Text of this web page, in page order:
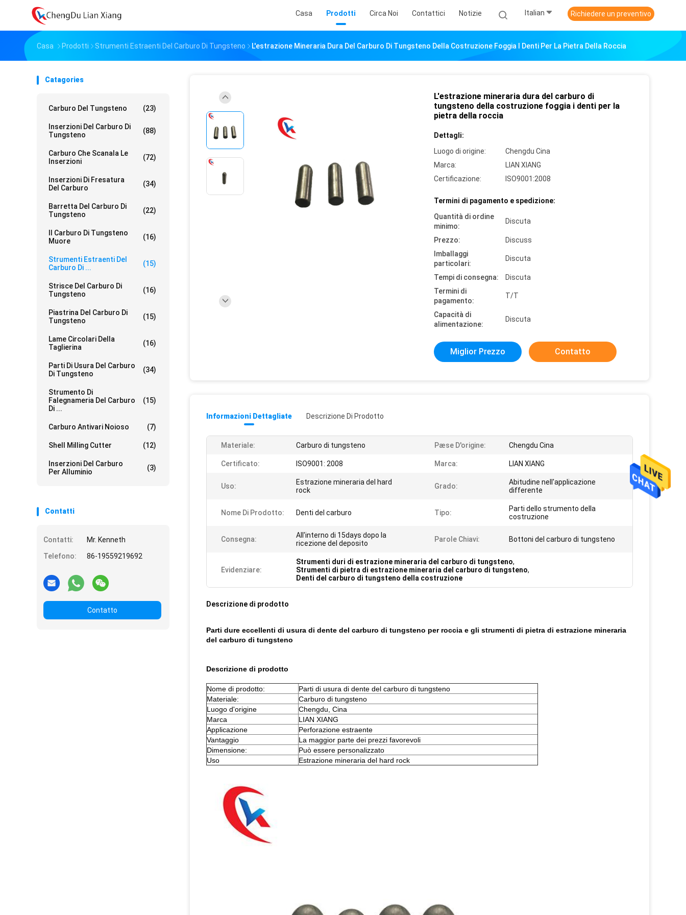
Casa Prodotti Circa Noi Contattici Notizie Italian Richiedere un preventivo
Casa Prodotti Strumenti Estraenti Del Carburo Di Tungsteno L'estrazione Mineraria Dura Del Carburo Di Tungsteno Della Costruzione Foggia I Denti Per La Pietra Della Roccia
Catagories
Carburo Del Tungsteno (23)
Inserzioni Del Carburo Di
Tungsteno
(88)
Carburo Che Scanala Le
Inserzioni
(72)
Inserzioni Di Fresatura
Del Carburo
(34)
Barretta Del Carburo Di
Tungsteno
(22)
Il Carburo Di Tungsteno
Muore
(16)
Strumenti Estraenti Del
Carburo Di ...
(15)
Strisce Del Carburo Di
Tungsteno
(16)
Piastrina Del Carburo Di
Tungsteno
(15)
Lame Circolari Della
Taglierina
(16)
Parti Di Usura Del Carburo
Di Tungsteno
(34)
Strumento Di
Falegnameria Del Carburo
Di ...
(15)
Carburo Antivari Noioso (7)
Shell Milling Cutter (12)
Inserzioni Del Carburo
Per Alluminio
(3)
Contatti
Contatti:
Mr. Kenneth
Telefono:
86-19559219692
Contatto
L'estrazione mineraria dura del carburo di
tungsteno della costruzione foggia i denti per la
pietra della roccia
Dettagli:
Luogo di origine:
Chengdu Cina
Marca:
LIAN XIANG
Certificazione:
ISO9001:2008
Termini di pagamento e spedizione:
Quantità di ordine
minimo:
Discuta
Prezzo:
Discuss
Imballaggi
particolari:
Discuta
Tempi di consegna:
Discuta
Termini di
pagamento:
T/T
Capacità di
alimentazione:
Discuta
Miglior Prezzo Contatto
Informazioni Dettagliate Descrizione Di Prodotto
Materiale: Carburo di tungsteno Pæse D'origine: Chengdu Cina
Certificato: ISO9001: 2008 Marca: LIAN XIANG
Uso:
Estrazione mineraria del hard
rock
Grado:
Abitudine nell'applicazione
differente
Nome Di Prodotto: Denti del carburo Tipo:
Parti dello strumento della
costruzione
Consegna:
All'interno di 15days dopo la
ricezione del deposito
Parole Chiavi: Bottoni del carburo di tungsteno
Evidenziare:
Strumenti duri di estrazione mineraria del carburo di tungsteno,
Strumenti di pietra di estrazione mineraria del carburo di tungsteno,
Denti del carburo di tungsteno della costruzione
Descrizione di prodotto
Parti dure eccellenti di usura di dente del carburo di tungsteno per roccia e gli strumenti di pietra di estrazione mineraria
del carburo di tungsteno
Descrizione di prodotto
Nome di prodotto:
Parti di usura di dente del carburo di tungsteno
Materiale:
Carburo di tungsteno
Luogo d'origine
Chengdu, Cina
Marca
LIAN XIANG
Applicazione
Perforazione estraente
Vantaggio
La maggior parte dei prezzi favorevoli
Dimensione:
Può essere personalizzato
Uso
Estrazione mineraria del hard rock